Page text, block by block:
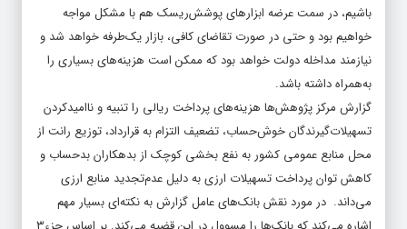
باشیم، در سمت عرضه ابزارهای پوشش‌ریسک هم با مشکل مواجه
خواهیم بود و حتی در صورت تقاضای کافی، بازار یک‌طرفه خواهد شد و
نیازمند مداخله دولت خواهد بود که ممکن است هزینه‌‌‌‌‌‌های بسیاری را
به‌همراه داشته باشد.
گزارش مرکز پژوهش‌ها هزینه‌های پرداخت ریالی را تنبیه و ناامید‌کردن
تسهیلات‌گیرندگان خوش‌‌‌‌‌‌حساب، تضعیف التزام به قرارداد، توزیع رانت از
محل منابع عمومی کشور به نفع بخشی کوچک از بدهکاران بدحساب و
کاهش توان پرداخت تسهیلات ارزی به دلیل عدم‌تجدید منابع ارزی
می‌داند. در مورد نقش بانک‌های عامل گزارش به نکته‌‌‌‌‌‌ای بسیار مهم